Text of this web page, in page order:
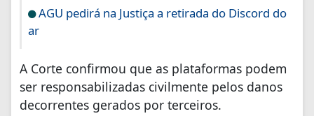
AGU pedirá na Justiça a retirada do Discord do
ar
A Corte confirmou que as plataformas podem
ser responsabilizadas civilmente pelos danos
decorrentes gerados por terceiros.